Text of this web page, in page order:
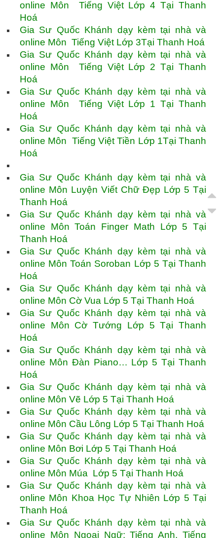
online Môn Tiếng Việt Lớp 4 Tại Thanh
Hoá
Gia Sư Quốc Khánh dạy kèm tại nhà và
online Môn Tiếng Việt Lớp 3Tại Thanh Hoá
Gia Sư Quốc Khánh dạy kèm tại nhà và
online Môn Tiếng Việt Lớp 2 Tại Thanh
Hoá
Gia Sư Quốc Khánh dạy kèm tại nhà và
online Môn Tiếng Việt Lớp 1 Tại Thanh
Hoá
Gia Sư Quốc Khánh dạy kèm tại nhà và
online Môn Tiếng Việt Tiền Lớp 1Tại Thanh
Hoá
Gia Sư Quốc Khánh dạy kèm tại nhà và
online Môn Luyện Viết Chữ Đẹp Lớp 5 Tại
Thanh Hoá
Gia Sư Quốc Khánh dạy kèm tại nhà và
online Môn Toán Finger Math Lớp 5 Tại
Thanh Hoá
Gia Sư Quốc Khánh dạy kèm tại nhà và
online Môn Toán Soroban Lớp 5 Tại Thanh
Hoá
Gia Sư Quốc Khánh dạy kèm tại nhà và
online Môn Cờ Vua Lớp 5 Tại Thanh Hoá
Gia Sư Quốc Khánh dạy kèm tại nhà và
online Môn Cờ Tướng Lớp 5 Tại Thanh
Hoá
Gia Sư Quốc Khánh dạy kèm tại nhà và
online Môn Đàn Piano… Lớp 5 Tại Thanh
Hoá
Gia Sư Quốc Khánh dạy kèm tại nhà và
online Môn Vẽ Lớp 5 Tại Thanh Hoá
Gia Sư Quốc Khánh dạy kèm tại nhà và
online Môn Cầu Lông Lớp 5 Tại Thanh Hoá
Gia Sư Quốc Khánh dạy kèm tại nhà và
online Môn Bơi Lớp 5 Tại Thanh Hoá
Gia Sư Quốc Khánh dạy kèm tại nhà và
online Môn Múa Lớp 5 Tại Thanh Hoá
Gia Sư Quốc Khánh dạy kèm tại nhà và
online Môn Khoa Học Tự Nhiên Lớp 5 Tại
Thanh Hoá
Gia Sư Quốc Khánh dạy kèm tại nhà và
online Môn Ngoại Ngữ: Tiếng Anh, Tiếng